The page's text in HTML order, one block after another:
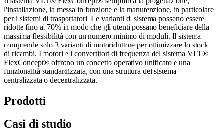
l'installazione, la messa in funzione e la manutenzione, in particolare
per i sistemi di trasportatori. Le varianti di sistema possono essere
ridotte fino al 70% in modo che gli utenti possano beneficiare della
massima flessibilità con un numero minimo di moduli. Il sistema
comprende solo 3 varianti di motoriduttore per ottimizzare lo stock
di ricambi. I motori e i convertitori di frequenza del sistema VLT®
FlexConcept® offrono un concetto operativo unificato e una
funzionalità standardizzata, con una struttura del sistema
centralizzata o decentralizzata.
Prodotti
Casi di studio